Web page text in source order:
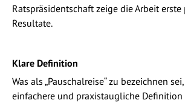
Ratspräsidentschaft zeige die Arbeit
Resultate.
Klare Definition
Was als „Pauschalreise“ zu bezeichnen
einfachere und praxistaugliche Definition